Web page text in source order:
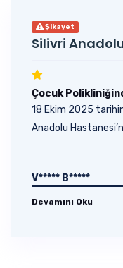
Şikayet
Silivri
Çocuk
18 Ekim 2025
Anadolu
V***** B*****
Devamını Oku